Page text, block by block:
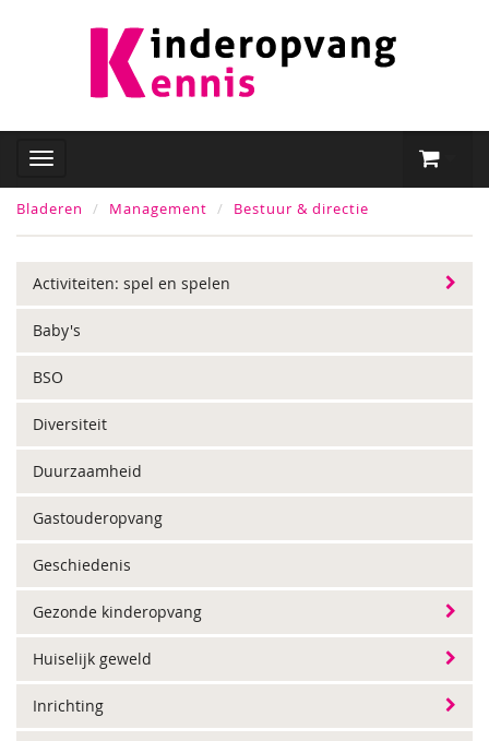
Bladeren Management Bestuur & directie
Activiteiten: spel en spelen
Baby's
BSO
Diversiteit
Duurzaamheid
Gastouderopvang
Geschiedenis
Gezonde kinderopvang
Huiselijk geweld
Inrichting